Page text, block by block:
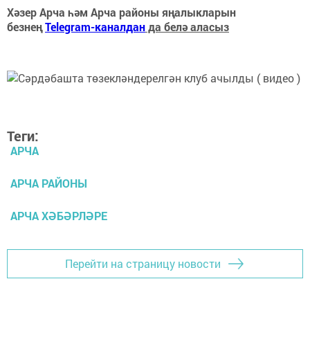
Хәзер Арча һәм Арча районы яңалыкларын
безнеңTelegram-каналданда белә аласыз
Теги:
АРЧА
АРЧА РАЙОНЫ
АРЧА ХӘБӘРЛӘРЕ
Перейти на страницу новости